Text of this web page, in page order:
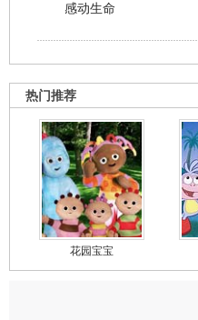
感动生命
热门推荐
花园宝宝